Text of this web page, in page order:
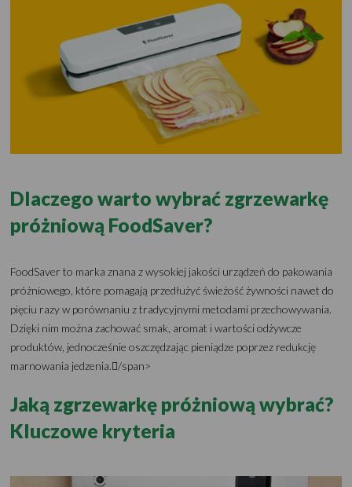
Dlaczego warto wybrać zgrzewarkę
próżniową FoodSaver?
FoodSaver to marka znana z wysokiej jakości urządzeń do pakowania
próżniowego, które pomagają przedłużyć świeżość żywności nawet do
pięciu razy w porównaniu z tradycyjnymi metodami przechowywania.
Dzięki nim można zachować smak, aromat i wartości odżywcze
produktów, jednocześnie oszczędzając pieniądze poprzez redukcję
marnowania jedzenia./span>
Jaką zgrzewarkę próżniową wybrać?
Kluczowe kryteria